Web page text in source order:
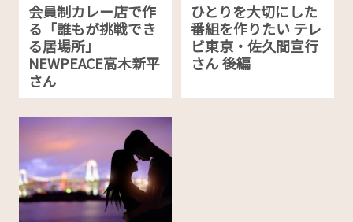
会員制カレー店で作
る「誰もが挑戦でき
る居場所」
NEWPEACE高木新平
さん
ひとりを大切にした
番組を作りたい テレ
ビ東京・佐久間宣行
さん 後編